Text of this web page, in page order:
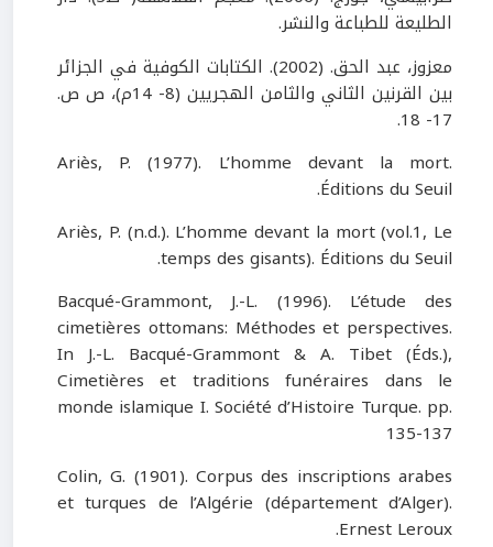
الطليعة للطباعة والنشر.
معزوز، عبد الحق.
(
2002
)
. الكتابات الكوفية في الجزائر
بين القرنين الثاني والثامن الهجريين (8- 14 م)، ص ص.
17- 18
.
Ariès, P. (1977). L’homme devant la mort.
Éditions du Seuil.
Ariès, P. (n.d.). L’homme devant la mort (vol.1, Le
temps des gisants). Éditions du Seuil.
Bacqué-Grammont, J.-L. (1996). L’étude des
cimetières ottomans: Méthodes et perspectives.
In J.-L. Bacqué-Grammont & A. Tibet (Éds.),
Cimetières et traditions funéraires dans le
monde islamique I. Société d’Histoire Turque. pp.
135-137
Colin, G. (1901). Corpus des inscriptions arabes
et turques de l’Algérie (département d’Alger).
Ernest Leroux.